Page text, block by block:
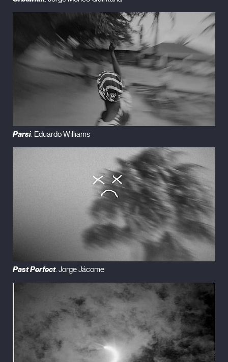
Parsi. Eduardo Williams
Past Perfect. Jorge Jácome